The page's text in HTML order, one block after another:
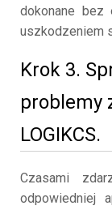
dokonane bez
uszkodzeniem
Krok 3.
problemy
LOGIKCS.
Czasami
odpowiedniej